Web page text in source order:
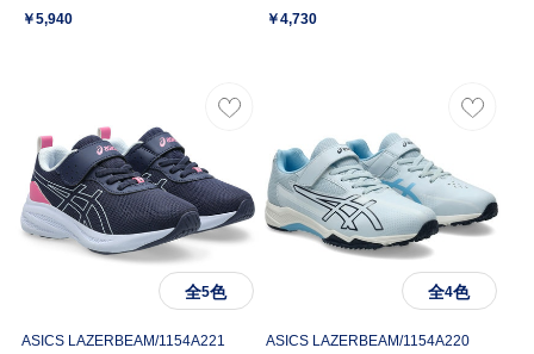
￥5,940
￥4,730
全5色
ASICS LAZERBEAM/1154A221
全4色
ASICS LAZERBEAM/1154A220